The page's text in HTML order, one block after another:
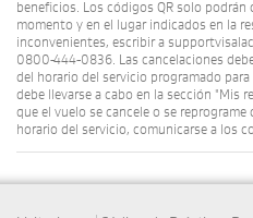
beneficios. Los códigos QR solo podrán
momento y en el lugar indicados en la
inconvenientes, escribir a
0800-444-0836. Las cancelaciones
del horario del servicio programado
debe llevarse a cabo en la sección "Mis
que el vuelo se cancele o se reprograme
horario del servicio, comunicarse a los